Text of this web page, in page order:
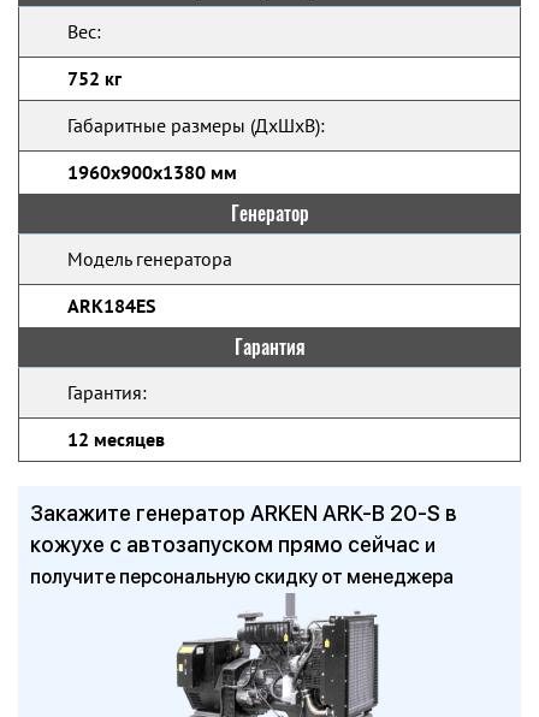
Вес:
752 кг
Габаритные размеры (ДхШхВ):
1960x900x1380 мм
Генератор
Модель генератора
ARK184ES
Гарантия
Гарантия:
12 месяцев
Закажите генератор ARKEN ARK-B 20-S в
кожухе с автозапуском прямо сейчас и
получите персональную скидку от менеджера